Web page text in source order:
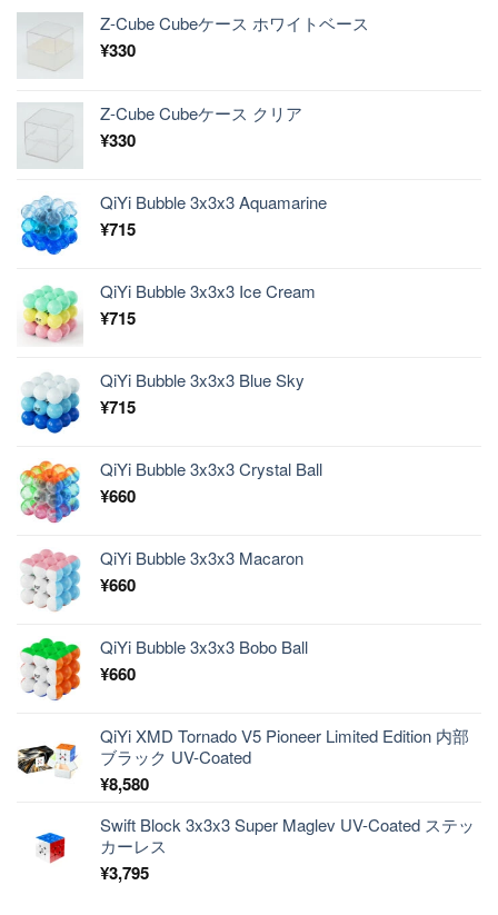
Z-Cube Cubeケース ホワイトベース
¥330
Z-Cube Cubeケース クリア
¥330
QiYi Bubble 3x3x3 Aquamarine
¥715
QiYi Bubble 3x3x3 Ice Cream
¥715
QiYi Bubble 3x3x3 Blue Sky
¥715
QiYi Bubble 3x3x3 Crystal Ball
¥660
QiYi Bubble 3x3x3 Macaron
¥660
QiYi Bubble 3x3x3 Bobo Ball
¥660
QiYi XMD Tornado V5 Pioneer Limited Edition 内部
ブラック UV-Coated
¥8,580
Swift Block 3x3x3 Super Maglev UV-Coated ステッ
カーレス
¥3,795